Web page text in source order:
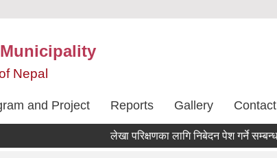
Nepal
and Project Reports Gallery Contact
लेखा परिक्षणका लागि निबेदन पेश गर्ने सम्बन्धमा।